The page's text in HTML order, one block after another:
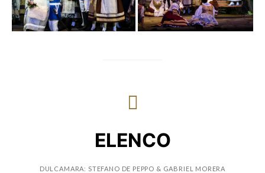
ELENCO
DULCAMARA: STEFANO DE PEPPO & GABRIEL MORERA